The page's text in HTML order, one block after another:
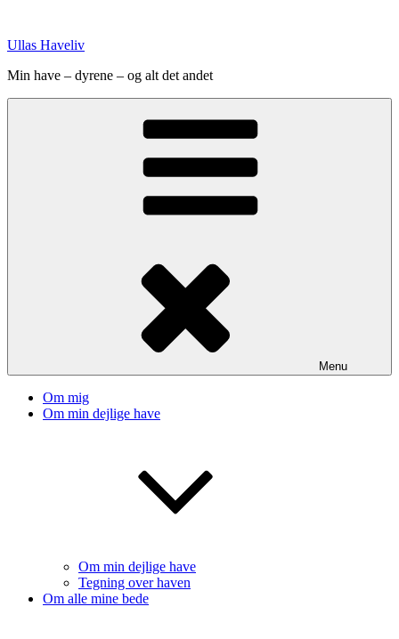
indhold
Ullas Haveliv
Min have – dyrene – og alt det andet
Menu
Om mig
Om min dejlige have
Om min dejlige have
Tegning over haven
Om alle mine bede